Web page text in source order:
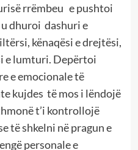
rrëmbeu e pushtoi
dhuroi dashuri e
kënaqësi e drejtësi,
e lumturi. Depërtoi
e emocionale të
kujdes të mos i lëndojë
t’i kontrollojë
të shkelni në pragun e
personale e